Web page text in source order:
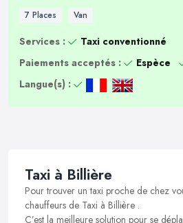
7 Places Van
Services :
Taxi conventionné
Paiements acceptés :
Espèce
Langue(s) :
Taxi à Billière
Pour trouver un taxi proche de chez
chauffeurs de Taxi à Billière .
C’est la meilleure solution pour se